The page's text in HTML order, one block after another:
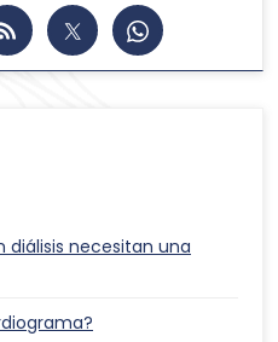
diálisis necesitan una